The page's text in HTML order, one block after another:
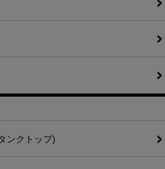
ンクトップ)